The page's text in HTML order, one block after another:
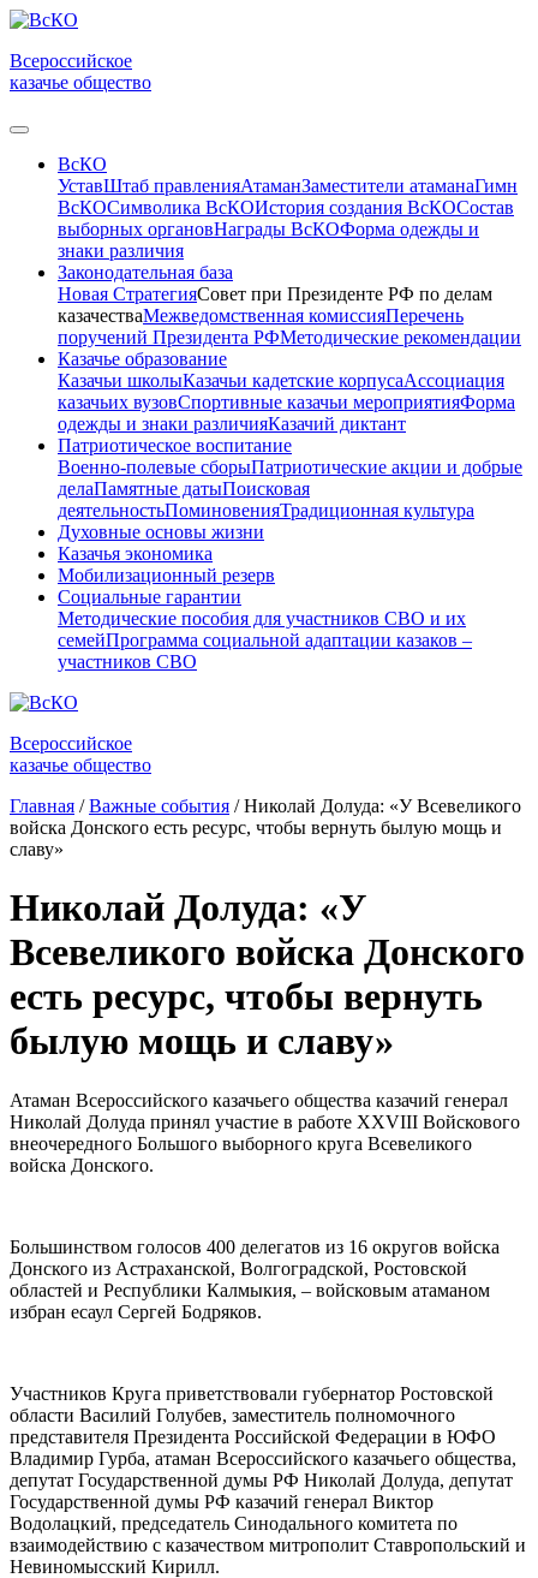
Всероссийское
казачье общество
ВсКО
УставШтаб правленияАтаманЗаместители атаманаГимн
ВсКОСимволика ВсКОИстория создания ВсКОСостав
выборных органовНаграды ВсКОФорма одежды и
знаки различия
Законодательная база
Новая СтратегияСовет при Президенте РФ по делам
казачестваМежведомственная комиссияПеречень
поручений Президента РФМетодические рекомендации
Казачье образование
Казачьи школыКазачьи кадетские корпусаАссоциация
казачьих вузовСпортивные казачьи мероприятияФорма
одежды и знаки различияКазачий диктант
Патриотическое воспитание
Военно-полевые сборыПатриотические акции и добрые
делаПамятные датыПоисковая
деятельностьПоминовенияТрадиционная культура
Духовные основы жизни
Казачья экономика
Мобилизационный резерв
Социальные гарантии
Методические пособия для участников СВО и их
семейПрограмма социальной адаптации казаков –
участников СВО
Всероссийское
казачье общество
Главная / Важные события / Николай Долуда: «У Всевеликого
войска Донского есть ресурс, чтобы вернуть былую мощь и
славу»
Николай Долуда: «У
Всевеликого войска Донского
есть ресурс, чтобы вернуть
былую мощь и славу»
Атаман Всероссийского казачьего общества казачий генерал
Николай Долуда принял участие в работе XXVIII Войскового
внеочередного Большого выборного круга Всевеликого
войска Донского.
Большинством голосов 400 делегатов из 16 округов войска
Донского из Астраханской, Волгоградской, Ростовской
областей и Республики Калмыкия, – войсковым атаманом
избран есаул Сергей Бодряков.
Участников Круга приветствовали губернатор Ростовской
области Василий Голубев, заместитель полномочного
представителя Президента Российской Федерации в ЮФО
Владимир Гурба, атаман Всероссийского казачьего общества,
депутат Государственной думы РФ Николай Долуда, депутат
Государственной думы РФ казачий генерал Виктор
Водолацкий, председатель Синодального комитета по
взаимодействию с казачеством митрополит Ставропольский и
Невиномысский Кирилл.